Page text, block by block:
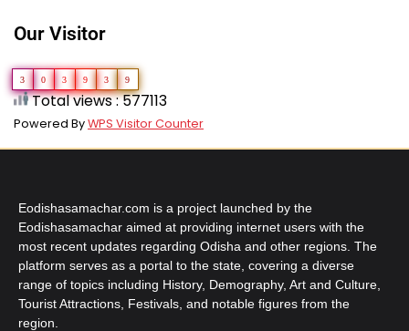
Our Visitor
3 0 3 9 3 9
Total views : 577113
Powered ByWPS Visitor Counter
Eodishasamachar.com is a project launched by the
Eodishasamachar aimed at providing internet users with the
most recent updates regarding Odisha and other regions. The
platform serves as a portal to the state, covering a diverse
range of topics including History, Demography, Art and Culture,
Tourist Attractions, Festivals, and notable figures from the
region.